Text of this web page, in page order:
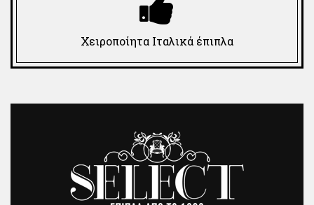
Χειροποίητα Ιταλικά έπιπλα